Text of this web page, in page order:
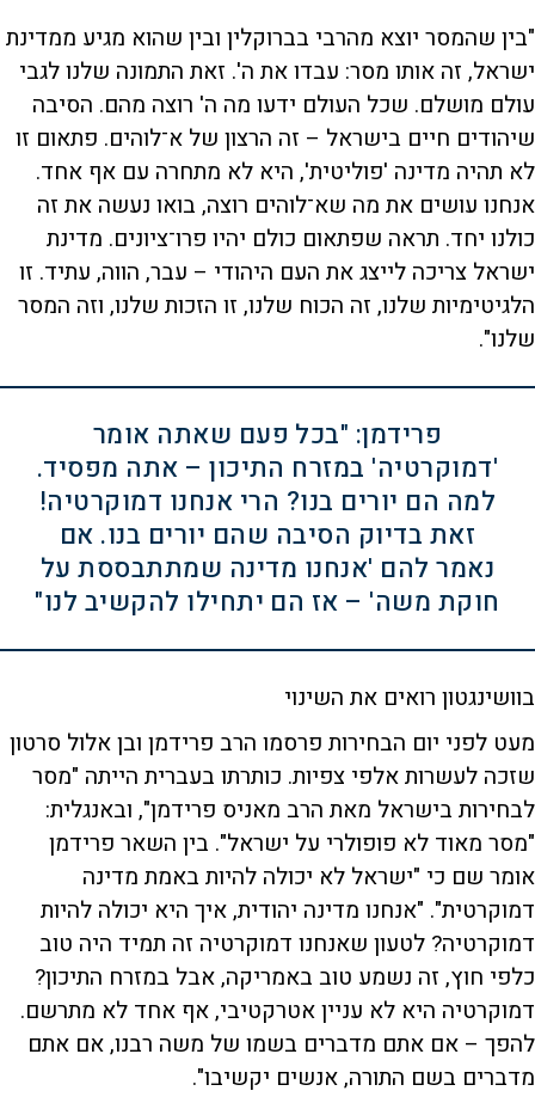
"בין שהמסר יוצא מהרבי בברוקלין ובין שהוא מגיע ממדינת
ישראל, זה אותו מסר: עבדו את ה'. זאת התמונה שלנו לגבי
עולם מושלם. שכל העולם ידעו מה ה' רוצה מהם. הסיבה
שיהודים חיים בישראל – זה הרצון של א־לוהים. פתאום זו
לא תהיה מדינה 'פוליטית', היא לא מתחרה עם אף אחד.
אנחנו עושים את מה שא־לוהים רוצה, בואו נעשה את זה
כולנו יחד. תראה שפתאום כולם יהיו פרו־ציונים. מדינת
ישראל צריכה לייצג את העם היהודי – עבר, הווה, עתיד. זו
הלגיטימיות שלנו, זה הכוח שלנו, זו הזכות שלנו, וזה המסר
שלנו".
פרידמן: "בכל פעם שאתה אומר
'דמוקרטיה' במזרח התיכון – אתה מפסיד.
למה הם יורים בנו? הרי אנחנו דמוקרטיה!
זאת בדיוק הסיבה שהם יורים בנו. אם
נאמר להם 'אנחנו מדינה שמתתבססת על
חוקת משה' – אז הם יתחילו להקשיב לנו"
בוושינגטון רואים את השינוי
מעט לפני יום הבחירות פרסמו הרב פרידמן ובן אלול סרטון
שזכה לעשרות אלפי צפיות. כותרתו בעברית הייתה "מסר
לבחירות בישראל מאת הרב מאניס פרידמן", ובאנגלית:
"מסר מאוד לא פופולרי על ישראל". בין השאר פרידמן
אומר שם כי "ישראל לא יכולה להיות באמת מדינה
דמוקרטית". "אנחנו מדינה יהודית, איך היא יכולה להיות
דמוקרטיה? לטעון שאנחנו דמוקרטיה זה תמיד היה טוב
כלפי חוץ, זה נשמע טוב באמריקה, אבל במזרח התיכון?
דמוקרטיה היא לא עניין אטרקטיבי, אף אחד לא מתרשם.
להפך – אם אתם מדברים בשמו של משה רבנו, אם אתם
מדברים בשם התורה, אנשים יקשיבו".